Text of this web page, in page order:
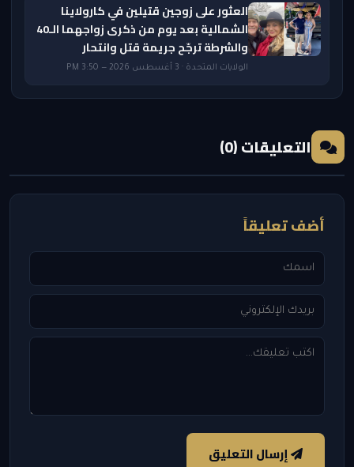
العثور على زوجين قتيلين في كارولاينا
الشمالية بعد يوم من ذكرى زواجهما الـ40
والشرطة ترجّح جريمة قتل وانتحار
الولايات المتحدة · 3 أغسطس 2026 — 3:50 PM
التعليقات (0)
أضف تعليقاً
إرسال التعليق